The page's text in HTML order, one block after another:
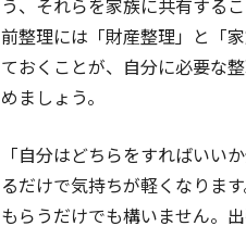
前整理には「財産整理」と「
ておくことが、自分に必要な
めましょう。
「自分はどちらをすればいい
るだけで気持ちが軽くなりま
もらうだけでも構いません。